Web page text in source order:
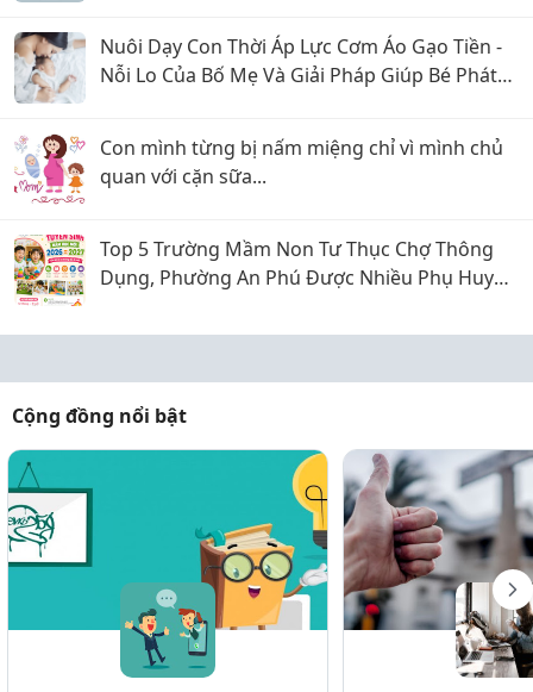
Nuôi Dạy Con Thời Áp Lực Cơm Áo Gạo Tiền -
Nỗi Lo Của Bố Mẹ Và Giải Pháp Giúp Bé Phát
Con mình từng bị nấm miệng chỉ vì mình chủ
quan với cặn sữa...
Top 5 Trường Mầm Non Tư Thục Chợ Thông
Dụng, Phường An Phú Được Nhiều Phụ Huynh
Cộng đồng nổi bật